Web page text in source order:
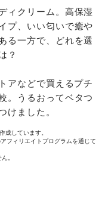
ィクリーム。高保湿
プ、いい匂いで癒や
る一方で、どれを選
？
アなどで買えるプチ
。うるおってベタつ
けました。
しています。
フィリエイトプログラムを通じて
。